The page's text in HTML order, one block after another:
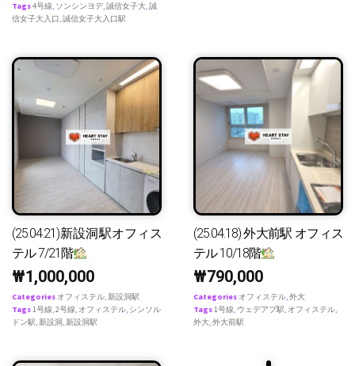
Tags4号線, ソンシンヨデ,誠信女子大,誠
信女子大入口,誠信女子大入口駅
(25.04.21)新設洞駅オフィス
テル 7/21階
₩1,000,000
Categories オフィステル,新設洞駅
Tags1号線,2号線, オフィステル, シンソル
ドン駅,新設洞 ,新設洞駅
(25.04.18) 外大前駅 オフィス
テル 10/18階
₩790,000
Categories オフィステル,外大
Tags1号線, ウェデアプ駅, オフィステル,
外大,外大前駅